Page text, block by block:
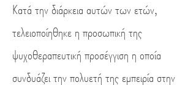
Κατά την διάρκεια αυτών των ετών,
τελειοποίηθηκε η προσωπική της
ψυχοθεραπευτική προσέγγιση η οποία
συνδυάζει την πολυετή της εμπειρία στην